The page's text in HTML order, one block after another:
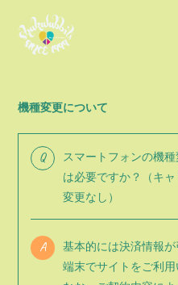
SCHEDULE
DISCOGRAPHY
MOVIE
機種変更について
Q
スマートフォンの機
は必要ですか？（キ
変更なし）
A
基本的には決済情報
端末でサイトをご利用